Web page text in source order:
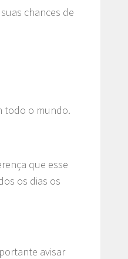
chances de
todo o mundo.
que esse
os dias os
avisar